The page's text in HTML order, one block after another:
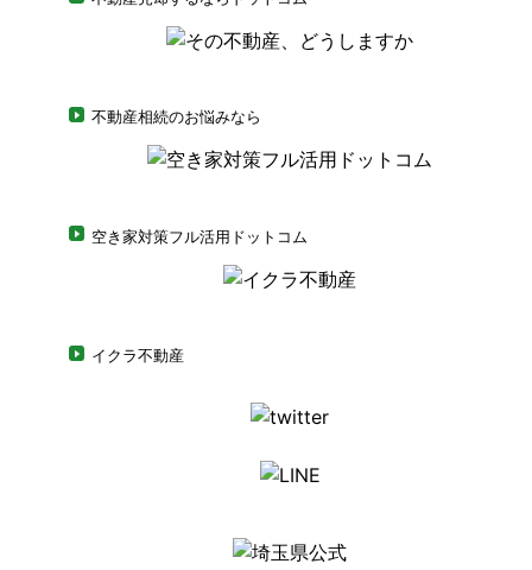
不動産相続のお悩みなら
空き家対策フル活用ドットコム
イクラ不動産